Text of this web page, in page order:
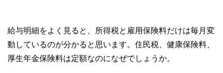
給与明細をよく見ると、所得税と雇用保険料だけは毎月変
動しているのが分かると思います。住民税、健康保険料、
厚生年金保険料は定額なのになぜでしょうか。